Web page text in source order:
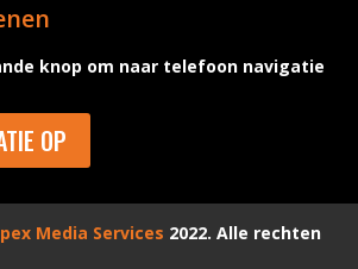
knop om naar telefoon navigatie
OP
Media Services 2022. Alle rechten